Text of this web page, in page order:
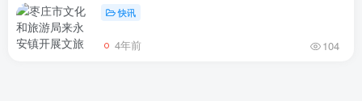
快讯
4年前 104